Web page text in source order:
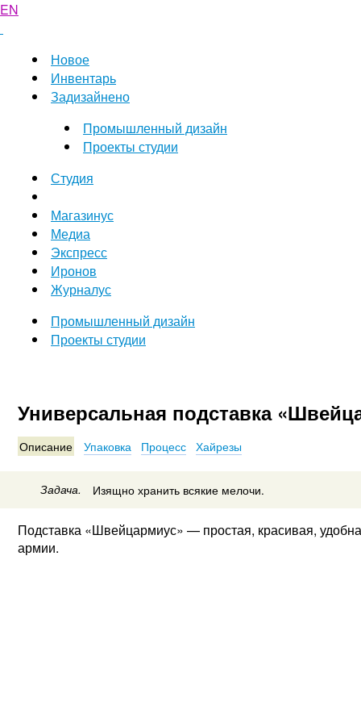
EN
Новое
Инвентарь
Задизайнено
Промышленный дизайн
Проекты студии
Студия
Магазинус
Медиа
Экспресс
Иронов
Журналус
Промышленный дизайн
Проекты студии
Универсальная подставка
Описание Упаковка Процесс Хайрезы
Задача. Изящно хранить всякие мелочи.
Подставка «Швейцармиус» — простая, красивая,
армии.